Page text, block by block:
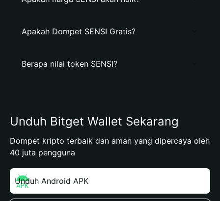
Apakah Dompet SENSI Gratis?
Berapa nilai token SENSI?
Unduh Bitget Wallet Sekarang
Dompet kripto terbaik dan aman yang dipercaya oleh
40 juta pengguna
Unduh Android APK